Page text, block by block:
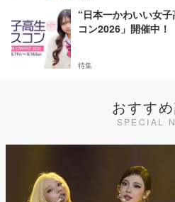
“日本一かわいい女
コン2026」開催中！
特集
おすす
SPECIAL